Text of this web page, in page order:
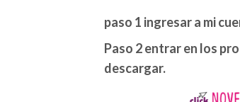
paso 1 ingresar a mi
Paso 2 entrar en los
descargar.